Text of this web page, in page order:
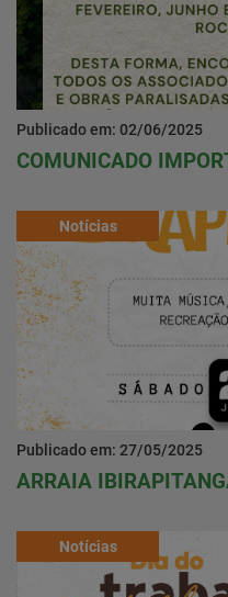
Publicado em: 02/06/2025
COMUNICADO
Notícias
Publicado em: 27/05/2025
ARRAIA
Notícias